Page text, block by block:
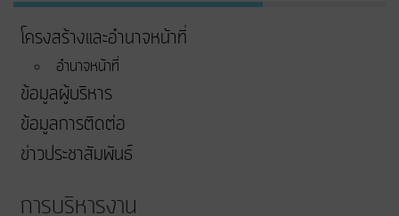
โครงสร้างและอำนาจหน้าที่
อำนาจหน้าที่
ข้อมูลผู้บริหาร
ข้อมูลการติดต่อ
ข่าวประชาสัมพันธ์
การบริหารงาน